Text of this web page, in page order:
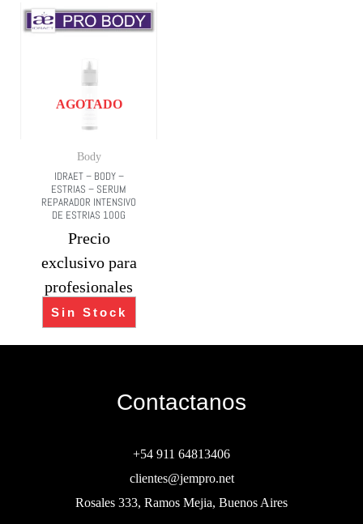
AGOTADO
Body
IDRAET – BODY –
ESTRIAS – SERUM
REPARADOR INTENSIVO
DE ESTRIAS 100G
Precio
exclusivo para
profesionales
Sin Stock
Contactanos
+54 911 64813406
clientes@jempro.net
Rosales 333, Ramos Mejia, Buenos Aires